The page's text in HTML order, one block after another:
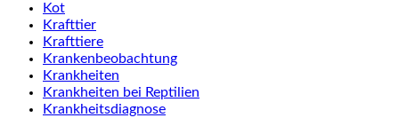
Kot
Krafttier
Krafttiere
Krankenbeobachtung
Krankheiten
Krankheiten bei Reptilien
Krankheitsdiagnose